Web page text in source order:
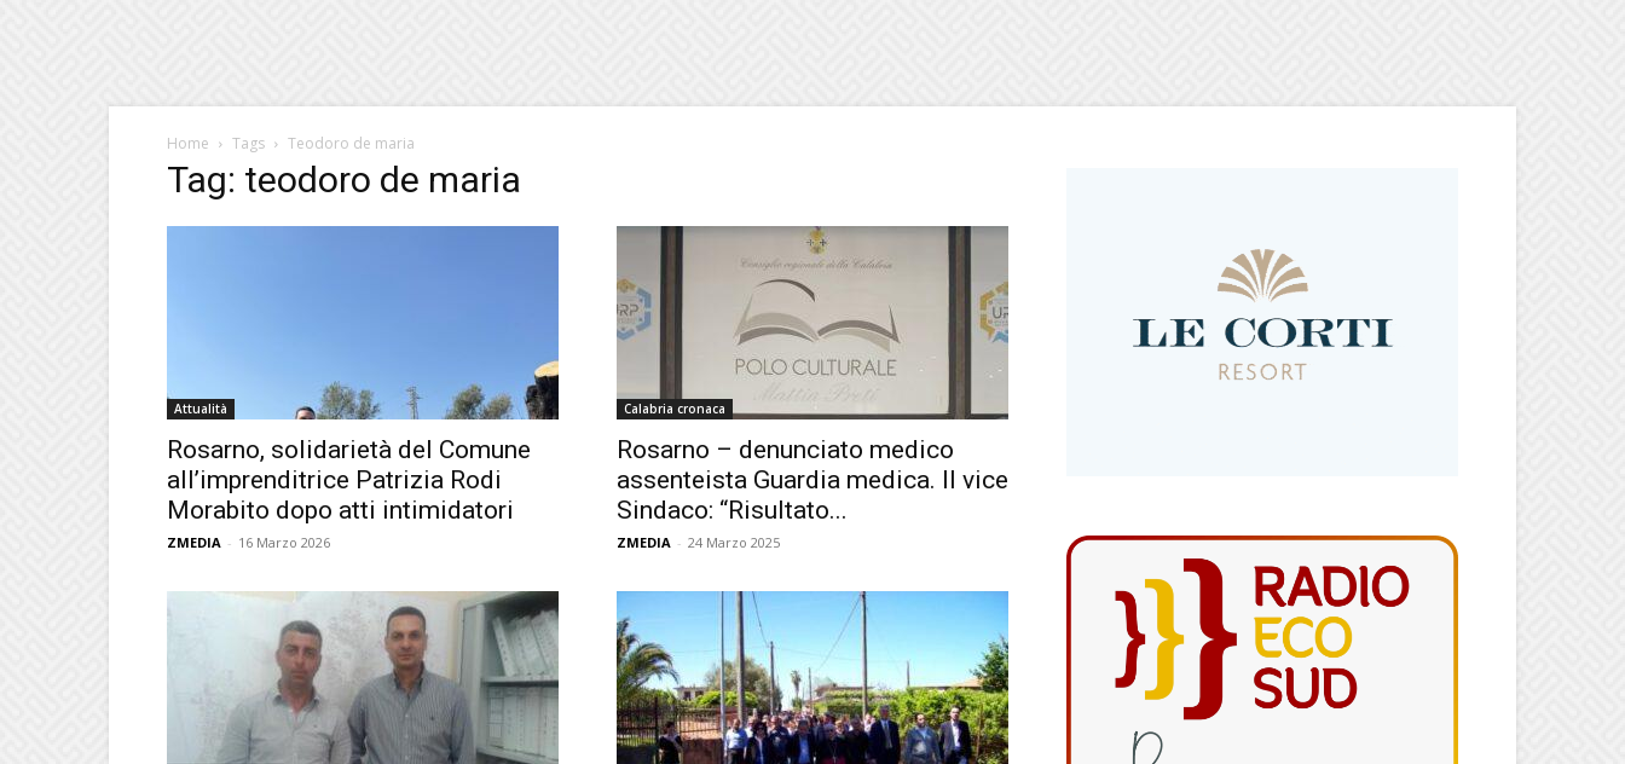
Home Tags Teodoro de maria
Tag: teodoro de maria
Attualità
Rosarno, solidarietà del Comune
all’imprenditrice Patrizia Rodi
Morabito dopo atti intimidatori
ZMEDIA - 16 Marzo 2026
Calabria cronaca
Rosarno – denunciato medico
assenteista Guardia medica. Il vice
Sindaco: “Risultato...
ZMEDIA - 24 Marzo 2025